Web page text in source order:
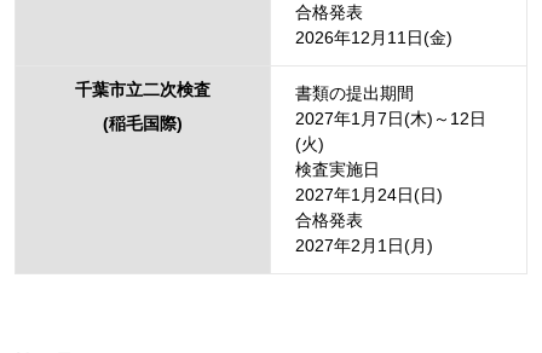
合格発表
2026年12月11日(金)
千葉市立二次検査
(稲毛国際)
書類の提出期間
2027年1月7日(木)～12日
(火)
検査実施日
2027年1月24日(日)
合格発表
2027年2月1日(月)